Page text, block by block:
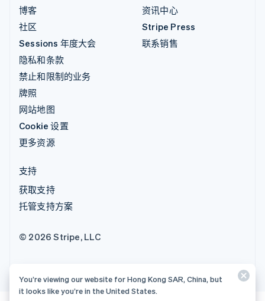
博客
社区
Sessions 年度大会
隐私和条款
禁止和限制的业务
牌照
网站地图
Cookie 设置
更多资源
资讯中心
Stripe Press
联系销售
支持
获取支持
托管支持方案
© 2026 Stripe, LLC
You’re viewing our website for Hong Kong SAR, China, but
it looks like you’re in the United States.